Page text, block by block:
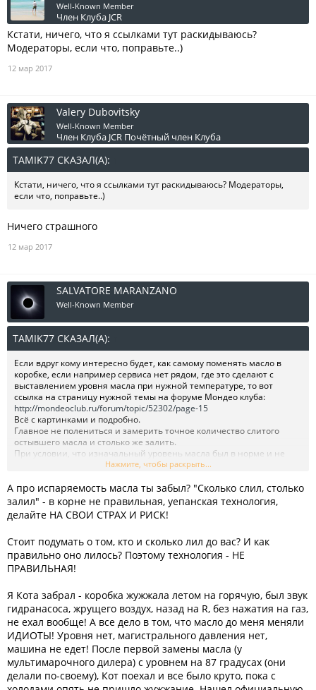
Well-Known Member
Член Клуба JCR
Кстати, ничего, что я ссылками тут раскидываюсь?
Модераторы, если что, поправьте..)
12 мар 2017
Valery Dubovitsky
Well-Known Member
Член Клуба JCR Почётный член Клуба
TAMIK77 СКАЗАЛ(А):
Кстати, ничего, что я ссылками тут раскидываюсь? Модераторы,
если что, поправьте..)
Ничего страшного
12 мар 2017
SALVATORE MARANZANO
Well-Known Member
TAMIK77 СКАЗАЛ(А):
Если вдруг кому интересно будет, как самому поменять масло в
коробке, если например сервиса нет рядом, где это сделают с
выставлением уровня масла при нужной температуре, то вот
ссылка на страницу нужной темы на форуме Мондео клуба:
http://mondeoclub.ru/forum/topic/52302/page-15
Всё с картинками и подробно.
Главное не полениться и замерить точное количество слитого
остывшего масла и столько же залить.
При условии, что изначальный уровень масла был в норме и не
было утечек, не ошибетесь.
и проверить уровень.
Нажмите, чтобы раскрыть...
А про испаряемость масла ты забыл? "Сколько слил, столько
залил" - в корне не правильная, уепанская технология,
делайте НА СВОИ СТРАХ И РИСК!
Стоит подумать о том, кто и сколько лил до вас? И как
правильно оно лилось? Поэтому технология - НЕ
ПРАВИЛЬНАЯ!
Я Кота забрал - коробка жужжала летом на горячую, был звук
гидранасоса, жрущего воздух, назад на R, без нажатия на газ,
не ехал вообще! А все дело в том, что масло до меня меняли
ИДИОТЫ! Уровня нет, магистрального давления нет,
машина не едет! После первой замены масла (у
мультимарочного дилера) с уровнем на 87 градусах (они
делали по-своему), Кот поехал и все было круто, пока с